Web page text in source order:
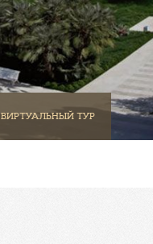
ВИРТУАЛЬНЫЙ ТУР